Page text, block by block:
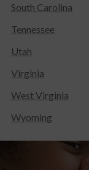
South Carolina
Tennessee
Utah
Virginia
West Virginia
Wyoming